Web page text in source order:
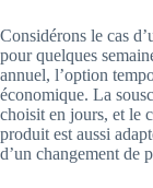
Considérons le cas
pour quelques
annuel, l’option
économique. La
choisit en jours, et le
produit est aussi
d’un changement de